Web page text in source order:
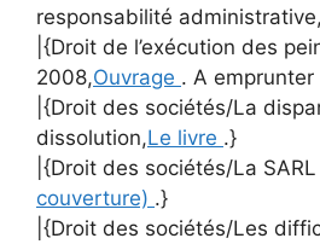
responsabilité administrative,
|{Droit de l’exécution des
2008,Ouvrage . A
|{Droit des sociétés/La
dissolution,Le livre .}
|{Droit des sociétés/La
couverture) .}
|{Droit des sociétés/Les